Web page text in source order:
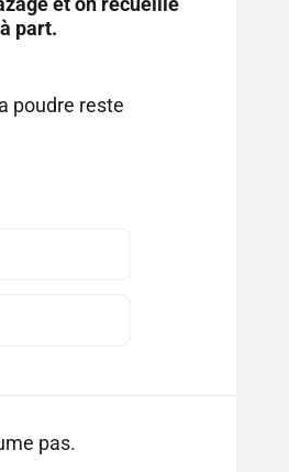
part.
poudre reste
pas.